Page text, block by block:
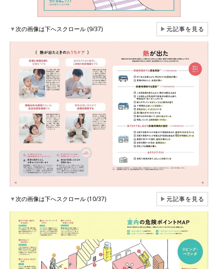
▼次の画像は下へスクロール (9/37) ▶元記事を見る
▼次の画像は下へスクロール (10/37) ▶元記事を見る